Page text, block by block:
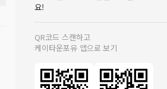
요!
QR코드 스캔하고
케이타운포유 앱으로 보기